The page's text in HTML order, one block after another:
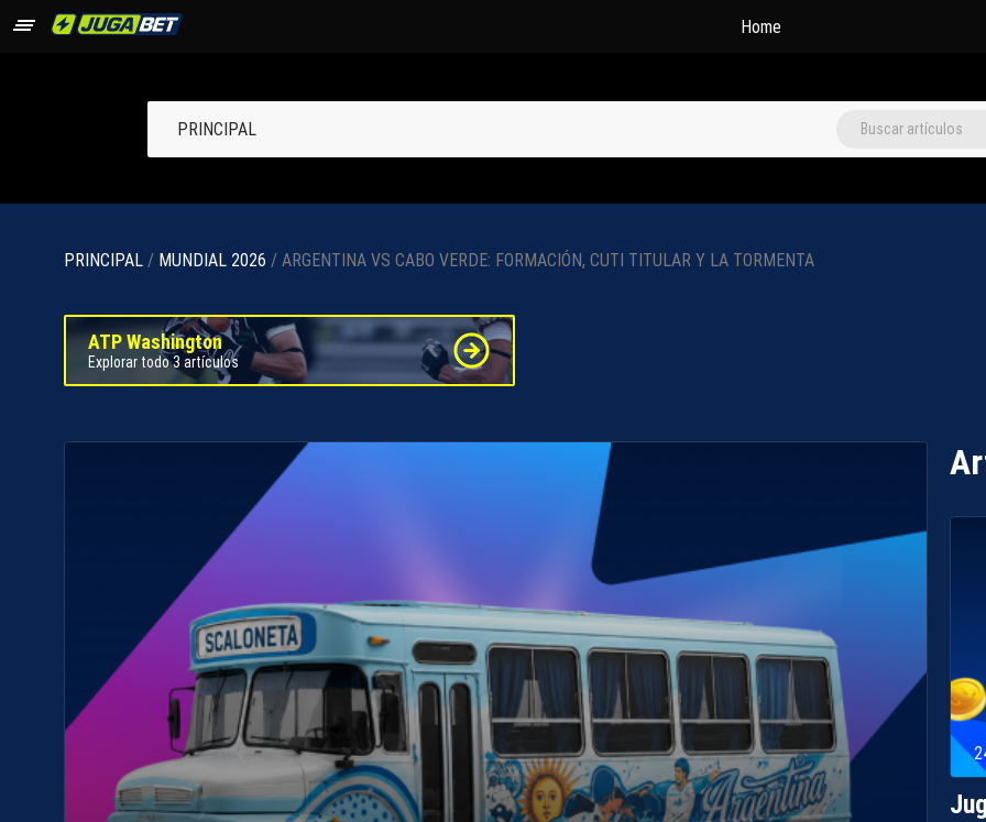
Home
PRINCIPAL
PRINCIPAL/ MUNDIAL 2026 / ARGENTINA VS CABO VERDE: FORMACIÓN, CUTI TITULAR Y LA TORMENTA
ATP Washington
Explorar todo 3 artículos